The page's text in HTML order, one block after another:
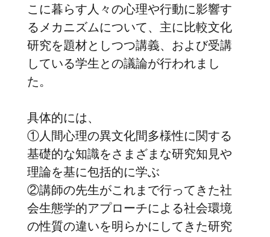
こに暮らす人々の心理や行動に影響す
るメカニズムについて、主に比較文化
研究を題材としつつ講義、および受講
している学生との議論が行われまし
た。
具体的には、
①人間心理の異文化間多様性に関する
基礎的な知識をさまざまな研究知見や
理論を基に包括的に学ぶ
②講師の先生がこれまで行ってきた社
会生態学的アプローチによる社会環境
の性質の違いを明らかにしてきた研究